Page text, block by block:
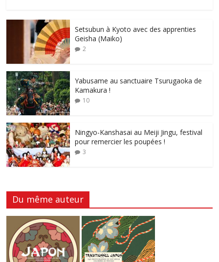
Setsubun à Kyoto avec des apprenties
Geisha (Maiko)
2
Yabusame au sanctuaire Tsurugaoka de
Kamakura !
10
Ningyo-Kanshasai au Meiji Jingu, festival
pour remercier les poupées !
3
Du même auteur